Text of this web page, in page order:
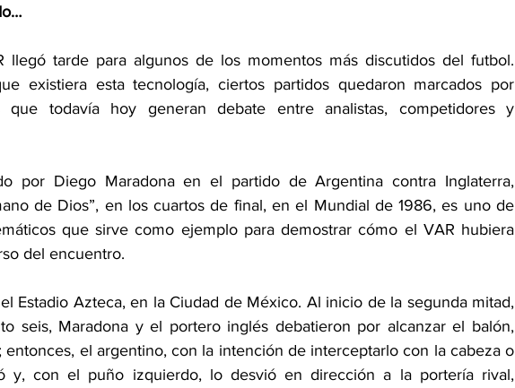
llegó tarde para algunos de los momentos más discutidos del futbol.
existiera esta tecnología, ciertos partidos quedaron marcados por
que todavía hoy generan debate entre analistas, competidores y
por Diego Maradona en el partido de Argentina contra Inglaterra,
de Dios”, en los cuartos de final, en el Mundial de 1986, es uno de
que sirve como ejemplo para demostrar cómo el VAR hubiera
del encuentro.
Estadio Azteca, en la Ciudad de México. Al inicio de la segunda mitad,
seis, Maradona y el portero inglés debatieron por alcanzar el balón,
entonces, el argentino, con la intención de interceptarlo con la cabeza o
y, con el puño izquierdo, lo desvió en dirección a la portería rival,